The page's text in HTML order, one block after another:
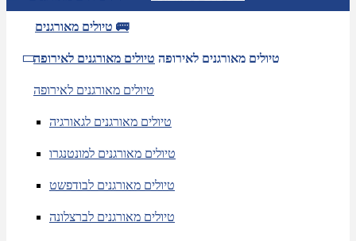
טיולים מאורגנים 🚌
טיולים מאורגנים לאירופה טיולים מאורגנים לאירופה
טיולים מאורגנים לאירופה
טיולים מאורגנים לגאורגיה
טיולים מאורגנים למונטנגרו
טיולים מאורגנים לבודפשט
טיולים מאורגנים לברצלונה